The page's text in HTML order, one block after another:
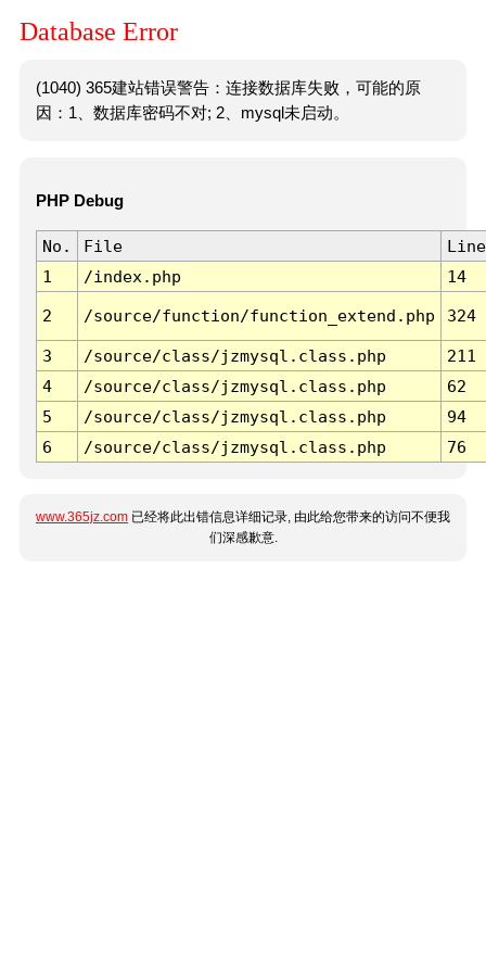
Database Error
(1040) 365建站错误警告：连接数据库失败，可能的原
因：1、数据库密码不对; 2、mysql未启动。
PHP Debug
No. File
Line
1
/index.php 14
2 /source/function/function_extend.php 324
3 /source/class/jzmysql.class.php
211
4
/source/class/jzmysql.class.php
62
5
/source/class/jzmysql.class.php
94
6
/source/class/jzmysql.class.php 76
www.365jz.com 已经将此出错信息详细记录, 由此给您带来的访问不便我
们深感歉意.